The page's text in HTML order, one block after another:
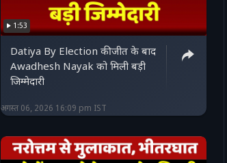
1:53
Datiya By Election की जीत के बाद
Awadhesh Nayak को मिली बड़ी
जिम्मेदारी
अगस्त 06, 2026 16:09 pm IST